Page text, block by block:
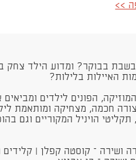
>>
בשבת בבוקר? ומדוע הילד צחק
האיילות בלילות?
הפונים לילדים
חכמה, מצחיקה ומותאמת
תקליטי הויניל המקוריים וגם
ושירה – קוסטה קפלן | קלידים